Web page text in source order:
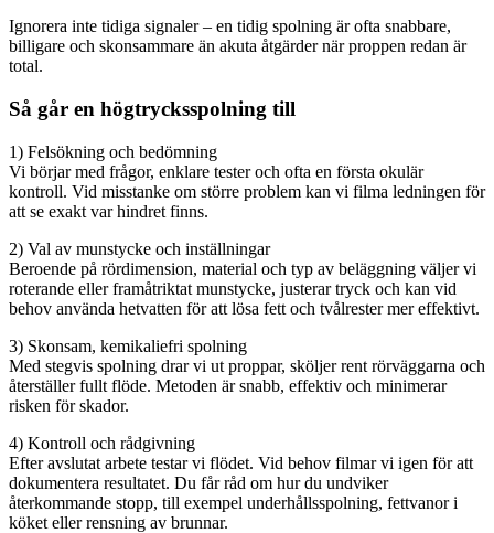
Ignorera inte tidiga signaler – en tidig spolning är ofta snabbare,
billigare och skonsammare än akuta åtgärder när proppen redan är
total.
Så går en högtrycksspolning till
1) Felsökning och bedömning
Vi börjar med frågor, enklare tester och ofta en första okulär
kontroll. Vid misstanke om större problem kan vi filma ledningen för
att se exakt var hindret finns.
2) Val av munstycke och inställningar
Beroende på rördimension, material och typ av beläggning väljer vi
roterande eller framåtriktat munstycke, justerar tryck och kan vid
behov använda hetvatten för att lösa fett och tvålrester mer effektivt.
3) Skonsam, kemikaliefri spolning
Med stegvis spolning drar vi ut proppar, sköljer rent rörväggarna och
återställer fullt flöde. Metoden är snabb, effektiv och minimerar
risken för skador.
4) Kontroll och rådgivning
Efter avslutat arbete testar vi flödet. Vid behov filmar vi igen för att
dokumentera resultatet. Du får råd om hur du undviker
återkommande stopp, till exempel underhållsspolning, fettvanor i
köket eller rensning av brunnar.